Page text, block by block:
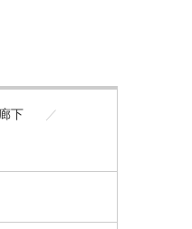
下